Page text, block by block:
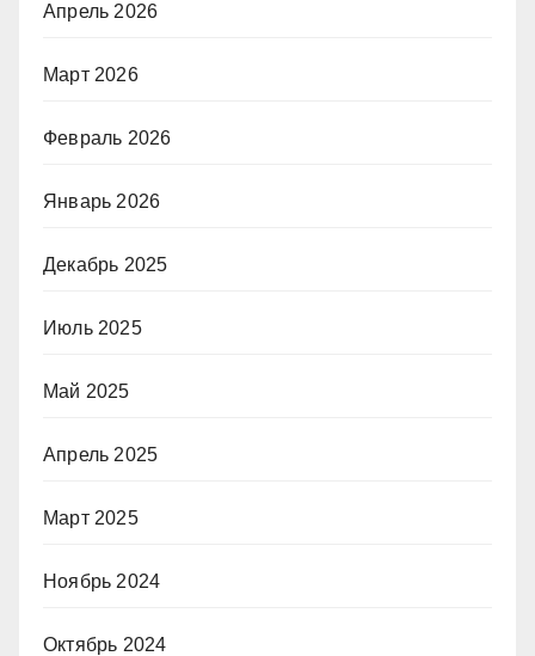
Апрель 2026
Март 2026
Февраль 2026
Январь 2026
Декабрь 2025
Июль 2025
Май 2025
Апрель 2025
Март 2025
Ноябрь 2024
Октябрь 2024